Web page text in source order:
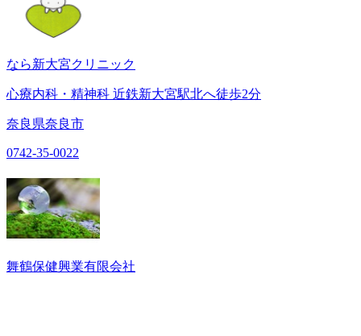
なら新大宮クリニック
心療内科・精神科 近鉄新大宮駅北へ徒歩2分
奈良県奈良市
0742-35-0022
舞鶴保健興業有限会社